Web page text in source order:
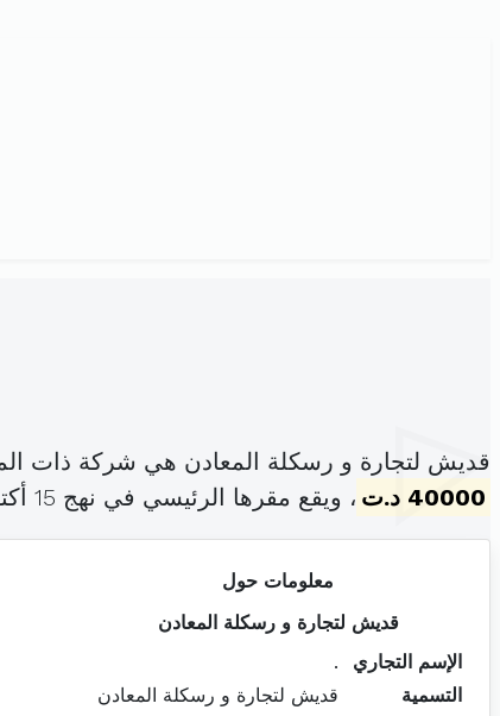
قديش لتجارة و رسكلة المعادن هي شركة ذات
40000 د.ت
، ويقع مقرها الرئيسي في نهج 15 أكتوبر م ص بن عروس (
معلومات حول
قديش لتجارة و رسكلة المعادن
الإسم التجاري
.
التسمية
قديش لتجارة و رسكلة المعادن